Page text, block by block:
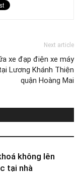
Next article
xe đạp điện xe máy
Lương Khánh Thiện
quận Hoàng Mai
không lên
tại nhà